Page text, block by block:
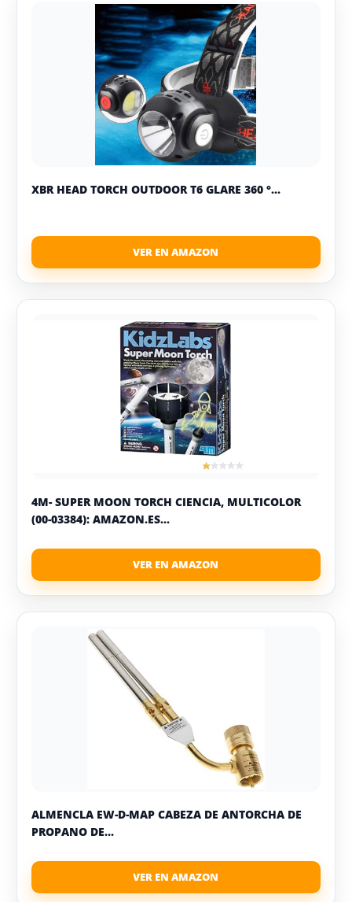
XBR HEAD TORCH OUTDOOR T6 GLARE 360 °...
4M- SUPER MOON TORCH CIENCIA, MULTICOLOR
(00-03384): AMAZON.ES...
ALMENCLA EW-D-MAP CABEZA DE ANTORCHA DE
PROPANO DE...